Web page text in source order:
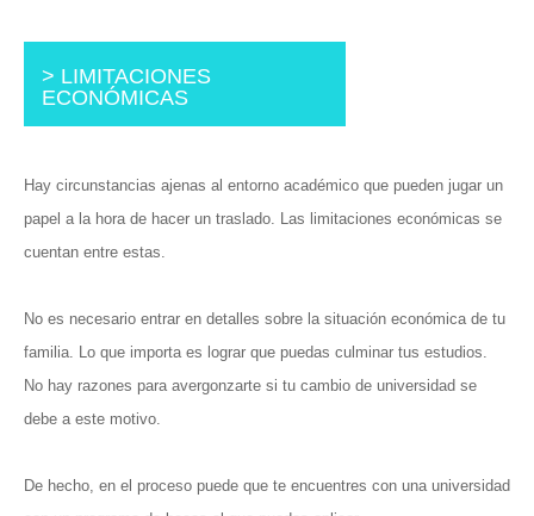
> LIMITACIONES
ECONÓMICAS
Hay circunstancias ajenas al entorno académico que pueden jugar un
papel a la hora de hacer un traslado. Las limitaciones económicas se
cuentan entre estas.
No es necesario entrar en detalles sobre la situación económica de tu
familia. Lo que importa es lograr que puedas culminar tus estudios.
No hay razones para avergonzarte si tu cambio de universidad se
debe a este motivo.
De hecho, en el proceso puede que te encuentres con una universidad